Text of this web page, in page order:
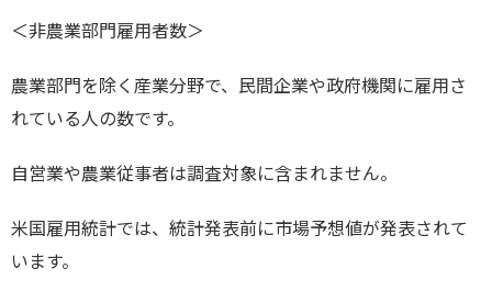
＜非農業部門雇用者数＞
農業部門を除く産業分野で、民間企業や政府機関に雇用さ
れている人の数です。
自営業や農業従事者は調査対象に含まれません。
米国雇用統計では、統計発表前に市場予想値が発表されて
います。